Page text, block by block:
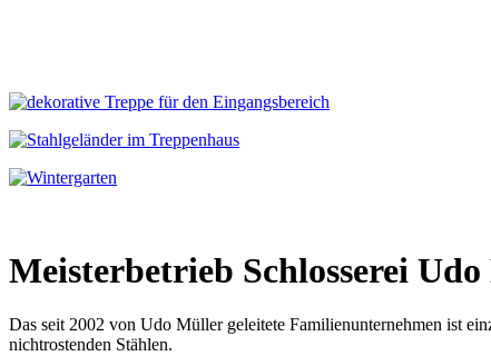
Meisterbetrieb Schlosserei
Das seit 2002 von Udo Müller geleitete Familienunternehmen ist
nichtrostenden Stählen.